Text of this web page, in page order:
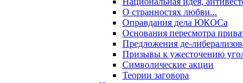
О странностях любви...
Оправдания дела ЮКОСа
Основания пересмотра
Предложения де-
Призывы к ужесточению
Символические акции
Теории заговора